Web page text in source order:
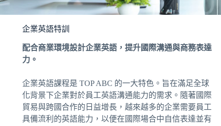
企業英語特訓
配合商業環境設計企業英語，提升國際溝通與商務表達
力。
企業英語課程是 TOP ABC 的一大特色。旨在滿足全球
化背景下企業對於員工英語溝通能力的需求。隨著國際
貿易與跨國合作的日益增長，越來越多的企業需要員工
具備流利的英語能力，以便在國際場合中自信表達並有